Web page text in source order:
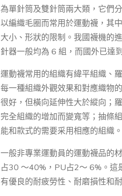
為單針筒及雙針筒兩大類，它們
以編織毛圈而常用於運動襪，其
大小、形狀的限制。我國襪機的
針器一般均為 6 組，而國外已達
運動襪常用的組織有緯平組織、
每一種組織外觀效果和對應織物
很好，但橫向延伸性大於縱向；
完全組織的增加而變寬等；抽條
能和款式的需要采用相應的組織。
一般非專業運動員的運動襪品的
占30 ～40%，PU占2～ 6%。這
有優良的耐疲勞性、耐磨損性和